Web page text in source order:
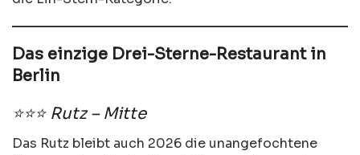
Das einzige Drei-Sterne-Restaurant in
Berlin
⭐⭐⭐ Rutz – Mitte
Das Rutz bleibt auch 2026 die unangefochtene